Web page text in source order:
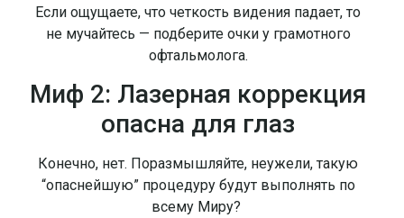
Если ощущаете, что четкость видения падает, то
не мучайтесь — подберите очки у грамотного
офтальмолога.
Миф 2: Лазерная коррекция
опасна для глаз
Конечно, нет. Поразмышляйте, неужели, такую
“опаснейшую” процедуру будут выполнять по
всему Миру?